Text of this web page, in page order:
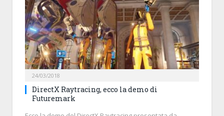
24/03/2018
DirectX Raytracing, ecco la demo di
Futuremark